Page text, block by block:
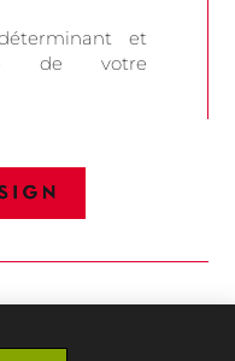
et
de votre